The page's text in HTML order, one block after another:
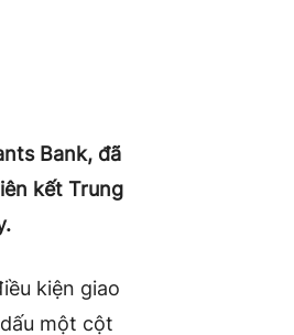
Bank, đã
kết Trung
kiện giao
một cột